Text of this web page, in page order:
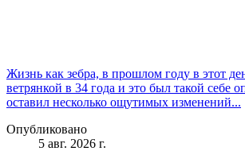
Жизнь как зебра, в прошлом году в этот
ветрянкой в 34 года и это был такой себе
оставил несколько ощутимых изменений...
Опубликовано
5 авг. 2026 г.